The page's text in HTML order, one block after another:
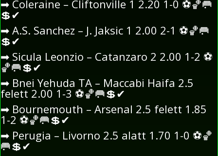
➡ Coleraine – Cliftonville 1 2.20 1-0 ⚽🏀🥅
💲✔
➡ A.S. Sanchez – J. Jaksic 1 2.00 2-1 ⚽🏀🥅
💲✔
➡ Sicula Leonzio – Catanzaro 2 2.00 1-2 ⚽
🏀🥅💲✔
➡ Bnei Yehuda TA – Maccabi Haifa 2.5
felett 2.00 1-3 ⚽🏀🥅💲✔
➡ Bournemouth – Arsenal 2.5 felett 1.85
1-2 ⚽🏀🥅💲✔
➡ Perugia – Livorno 2.5 alatt 1.70 1-0 ⚽🏀
🥅💲✔